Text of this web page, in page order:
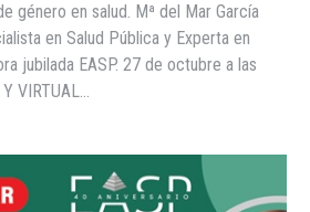
género en salud. Mª del Mar García
en Salud Pública y Experta en
jubilada EASP. 27 de octubre a las
VIRTUAL…